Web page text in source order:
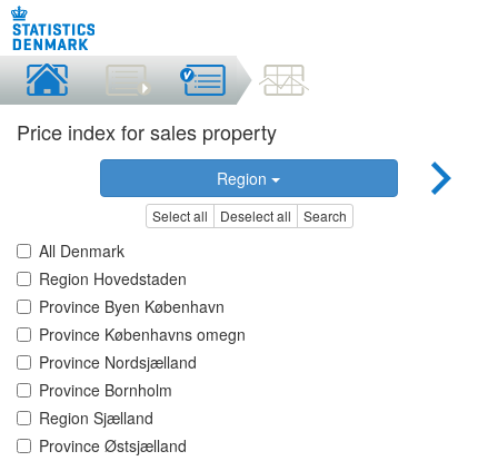
Price index for sales property
Region
Select all Deselect all Search
All Denmark
Region Hovedstaden
Province Byen København
Province Københavns omegn
Province Nordsjælland
Province Bornholm
Region Sjælland
Province Østsjælland